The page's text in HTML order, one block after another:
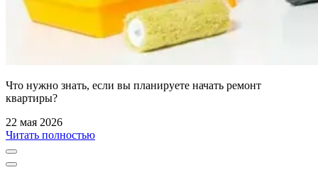
Что нужно знать, если вы планируете начать ремонт
квартиры?
22 мая 2026
Читать полностью